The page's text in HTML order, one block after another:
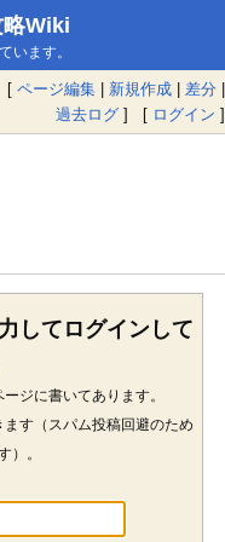
略Wiki
います。
ページ編集 | 新規作成 | 差分 |
過去ログ ] [ ログイン ]
してログインして
ジに書いてあります。
す（スパム投稿回避のため
）。